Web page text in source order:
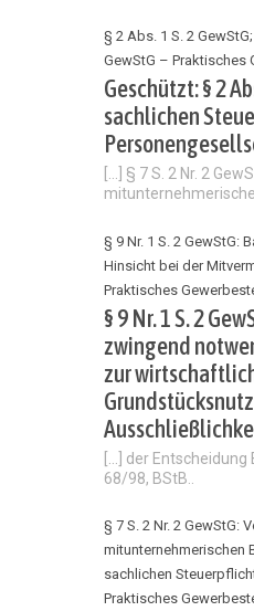
§ 2 Abs. 1 S. 2
GewStG – Praktisches
Geschützt: § 2
sachlichen
[…] § 7 S. 2 Nr. 2
§ 9 Nr. 1 S. 2 GewStG:
Hinsicht bei der
Praktisches
§ 9 Nr. 1 S. 2
zwingend
zur
[…] der Entscheidung
68/98, BStB..
§ 7 S. 2 Nr. 2 GewStG:
mitunternehmerischen
sachlichen
Praktisches